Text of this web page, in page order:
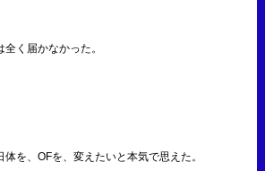
く届かなかった。
を、OFを、変えたいと本気で思えた。